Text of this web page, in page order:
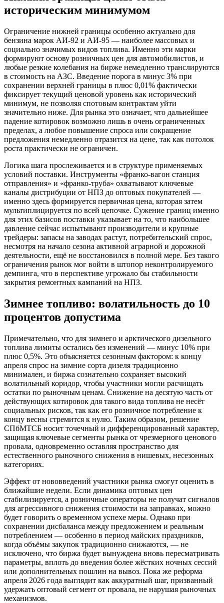
историческим минимумом
Ограничение нижней границы особенно актуально для
бензина марок АИ-92 и АИ-95 — наиболее массовых и
социально значимых видов топлива. Именно эти марки
формируют основу розничных цен для автомобилистов, и
любые резкие колебания на бирже немедленно транслируются
в стоимость на АЗС. Введение порога в минус 3% при
сохранении верхней границы в плюс 0,01% фактически
фиксирует текущий ценовой уровень как исторический
минимум, не позволяя спотовым контрактам уйти
значительно ниже. Для рынка это означает, что дальнейшее
падение котировок возможно лишь в очень ограниченных
пределах, а любое повышение спроса или сокращение
предложения немедленно отразится на цене, так как потолок
роста практически не ограничен.
Логика шага прослеживается и в структуре применяемых
условий поставки. Инструменты «франко-вагон станция
отправления» и «франко-труба» охватывают ключевые
каналы дистрибуции от НПЗ до оптовых покупателей —
именно здесь формируется первичная цена, которая затем
мультиплицируется по всей цепочке. Сужение границ именно
для этих базисов поставки указывает на то, что наибольшее
давление сейчас испытывают производители и крупные
трейдеры: запасы на заводах растут, потребительский спрос,
несмотря на начало сезона активной аграрной и дорожной
деятельности, ещё не восстановился в полной мере. Без такого
ограничения рынок мог войти в штопор неконтролируемого
демпинга, что в перспективе угрожало бы стабильности
закрытия ремонтных кампаний на НПЗ.
Зимнее топливо: волатильность до 10
процентов допустима
Примечательно, что для зимнего и арктического дизельного
топлива лимиты остались без изменений — минус 10% при
плюс 0,5%. Это объясняется сезонным фактором: к концу
апреля спрос на зимние сорта дизеля традиционно
минимален, и биржа сознательно сохраняет высокий
волатильный коридор, чтобы участники могли расчищать
остатки по рыночным ценам. Снижение на десятую часть от
действующих котировок для такого вида топлива не несёт
социальных рисков, так как его розничное потребление к
концу весны стремится к нулю. Таким образом, решение
СПбМТСБ носит точечный и дифференцированный характер,
защищая ключевые сегменты рынка от чрезмерного ценового
провала, одновременно оставляя пространство для
естественного рыночного снижения в нишевых, несезонных
категориях.
Эффект от нововведений участники рынка смогут оценить в
ближайшие недели. Если динамика оптовых цен
стабилизируется, а розничные операторы не получат сигналов
для агрессивного снижения стоимости на заправках, можно
будет говорить о временном успехе меры. Однако при
сохранении дисбаланса между предложением и реальным
потреблением — особенно в период майских праздников,
когда объёмы закупок традиционно снижаются, — не
исключено, что биржа будет вынуждена вновь пересматривать
параметры, вплоть до введения более жёстких ночных сессий
или дополнительных пошлин на вывоз. Пока же реформа
апреля 2026 года выглядит как аккуратный шаг, призванный
удержать оптовый сегмент от провала, не нарушая рыночных
механизмов.